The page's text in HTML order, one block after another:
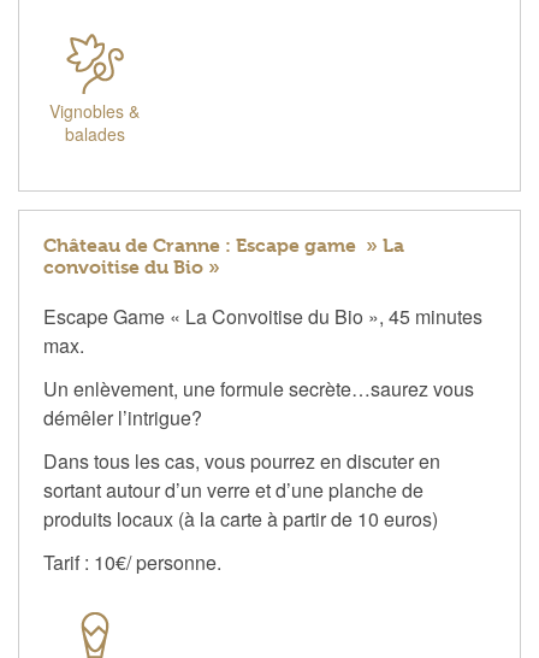
Vignobles &
balades
Château de Cranne : Escape game » La
convoitise du Bio »
Escape Game « La Convoitise du Bio », 45 minutes
max.
Un enlèvement, une formule secrète…saurez vous
démêler l’intrigue?
Dans tous les cas, vous pourrez en discuter en
sortant autour d’un verre et d’une planche de
produits locaux (à la carte à partir de 10 euros)
Tarif : 10€/ personne.